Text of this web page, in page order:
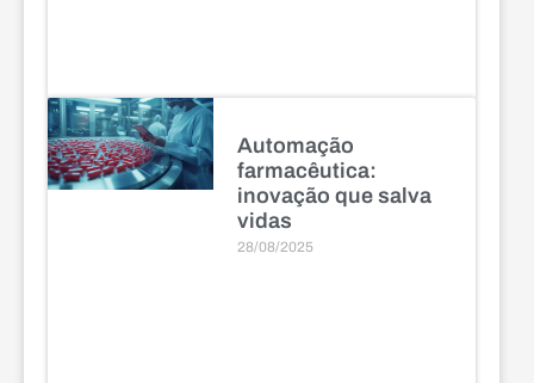
Automação
farmacêutica:
inovação que salva
vidas
28/08/2025